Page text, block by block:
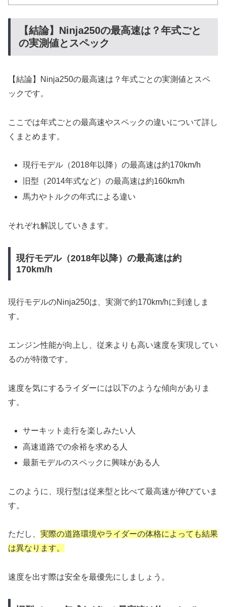
【結論】Ninja250の最高速は？年式ごと
の実測値とスペック
【結論】Ninja250の最高速は？年式ごとの実測値とスペ
ックです。
ここでは年式ごとの最高速やスペックの違いについて詳し
くまとめます。
現行モデル（2018年以降）の最高速は約170km/h
旧型（2014年式など）の最高速は約160km/h
馬力やトルクの年式による違い
それぞれ解説していきます。
現行モデル（2018年以降）の最高速は約
170km/h
現行モデルのNinja250は、実測で約170km/hに到達しま
す。
エンジン性能が向上し、従来よりも高い速度を実現してい
るのが特徴です。
速度を気にするライダーには以下のような傾向がありま
す。
サーキット走行を楽しみたい人
高速道路での余裕を求める人
最新モデルのスペックに興味がある人
このように、現行型は従来型と比べて最高速が伸びていま
す。
ただし、 実際の道路環境やライダーの体格によっても結果
は異なります。
速度を出す際は安全を最優先にしましょう。